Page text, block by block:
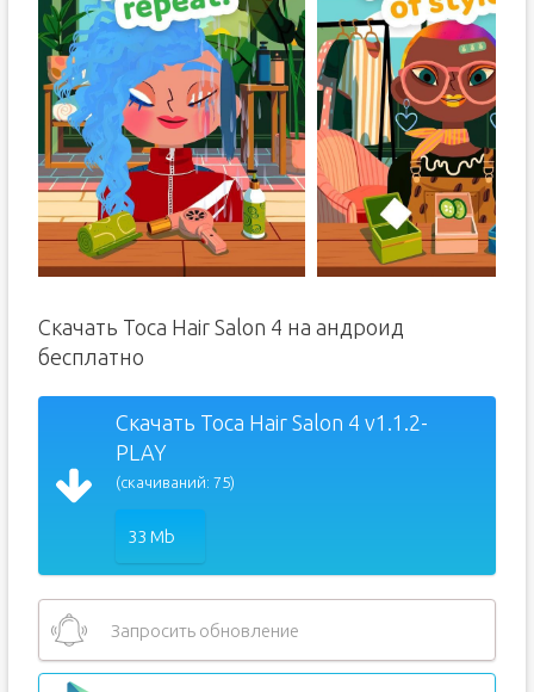
Скачать Toca Hair Salon 4 на андроид
бесплатно
Скачать Toca Hair Salon 4 v1.1.2-
PLAY
(скачиваний: 75)
33 Mb
Запросить обновление